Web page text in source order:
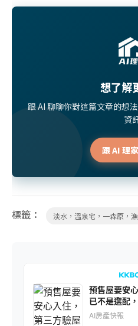
想了解
跟 AI 聊聊你對這篇文章的想
資
跟 AI 理
標籤： 淡水，溫泉宅，一森原，